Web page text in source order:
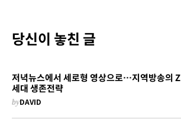
당신이 놓친 글
저녁뉴스에서 세로형 영상으로…지역방송의 Z
세대 생존전략
byDAVID